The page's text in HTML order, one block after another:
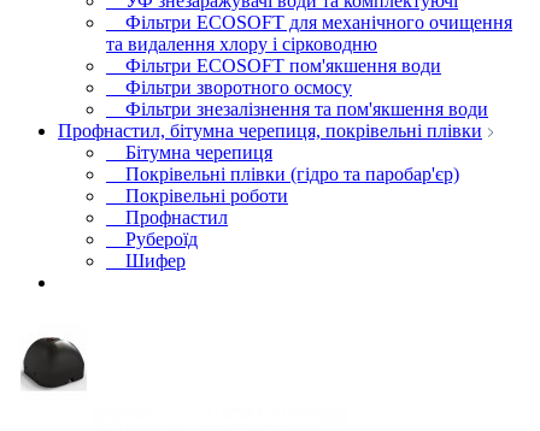
Фільтри ECOSOFT для механічного очищення
та видалення хлору і сірководню
Фільтри ECOSOFT пом'якшення води
Фільтри зворотного осмосу
Фільтри знезалізнення та пом'якшення води
Профнастил, бітумна черепиця, покрівельні плівки
Бітумна черепиця
Покрівельні плівки (гідро та паробар'єр)
Покрівельні роботи
Профнастил
Рубероїд
Шифер